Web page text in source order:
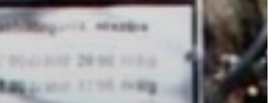
KVÍZ